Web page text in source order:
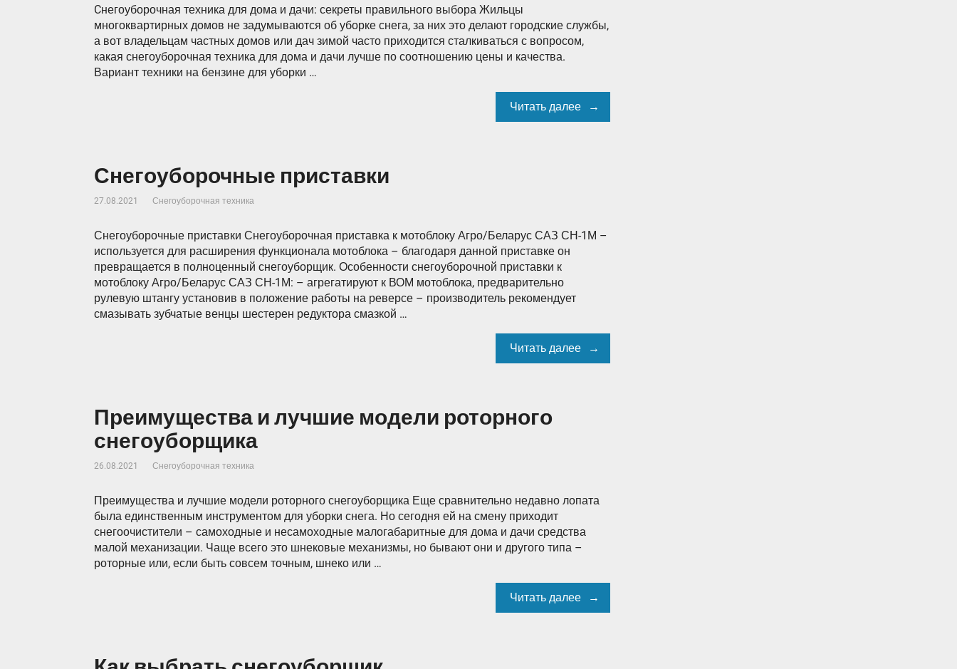
Cнегоуборочная техника для дома и дачи: секреты правильного выбора Жильцы
многоквартирных домов не задумываются об уборке снега, за них это делают городские службы,
а вот владельцам частных домов или дач зимой часто приходится сталкиваться с вопросом,
какая снегоуборочная техника для дома и дачи лучше по соотношению цены и качества.
Вариант техники на бензине для уборки …
Читать далее
Снегоуборочные приставки
27.08.2021 Снегоуборочная техника
Снегоуборочные приставки Снегоуборочная приставка к мотоблоку Агро/Беларус САЗ СН-1М –
используется для расширения функционала мотоблока – благодаря данной приставке он
превращается в полноценный снегоуборщик. Особенности снегоуборочной приставки к
мотоблоку Агро/Беларус САЗ СН-1М: – агрегатируют к ВОМ мотоблока, предварительно
рулевую штангу установив в положение работы на реверсе – производитель рекомендует
смазывать зубчатые венцы шестерен редуктора смазкой …
Читать далее
Преимущества и лучшие модели роторного
снегоуборщика
26.08.2021 Снегоуборочная техника
Преимущества и лучшие модели роторного снегоуборщика Еще сравнительно недавно лопата
была единственным инструментом для уборки снега. Но сегодня ей на смену приходит
снегоочистители – самоходные и несамоходные малогабаритные для дома и дачи средства
малой механизации. Чаще всего это шнековые механизмы, но бывают они и другого типа –
роторные или, если быть совсем точным, шнеко или …
Читать далее